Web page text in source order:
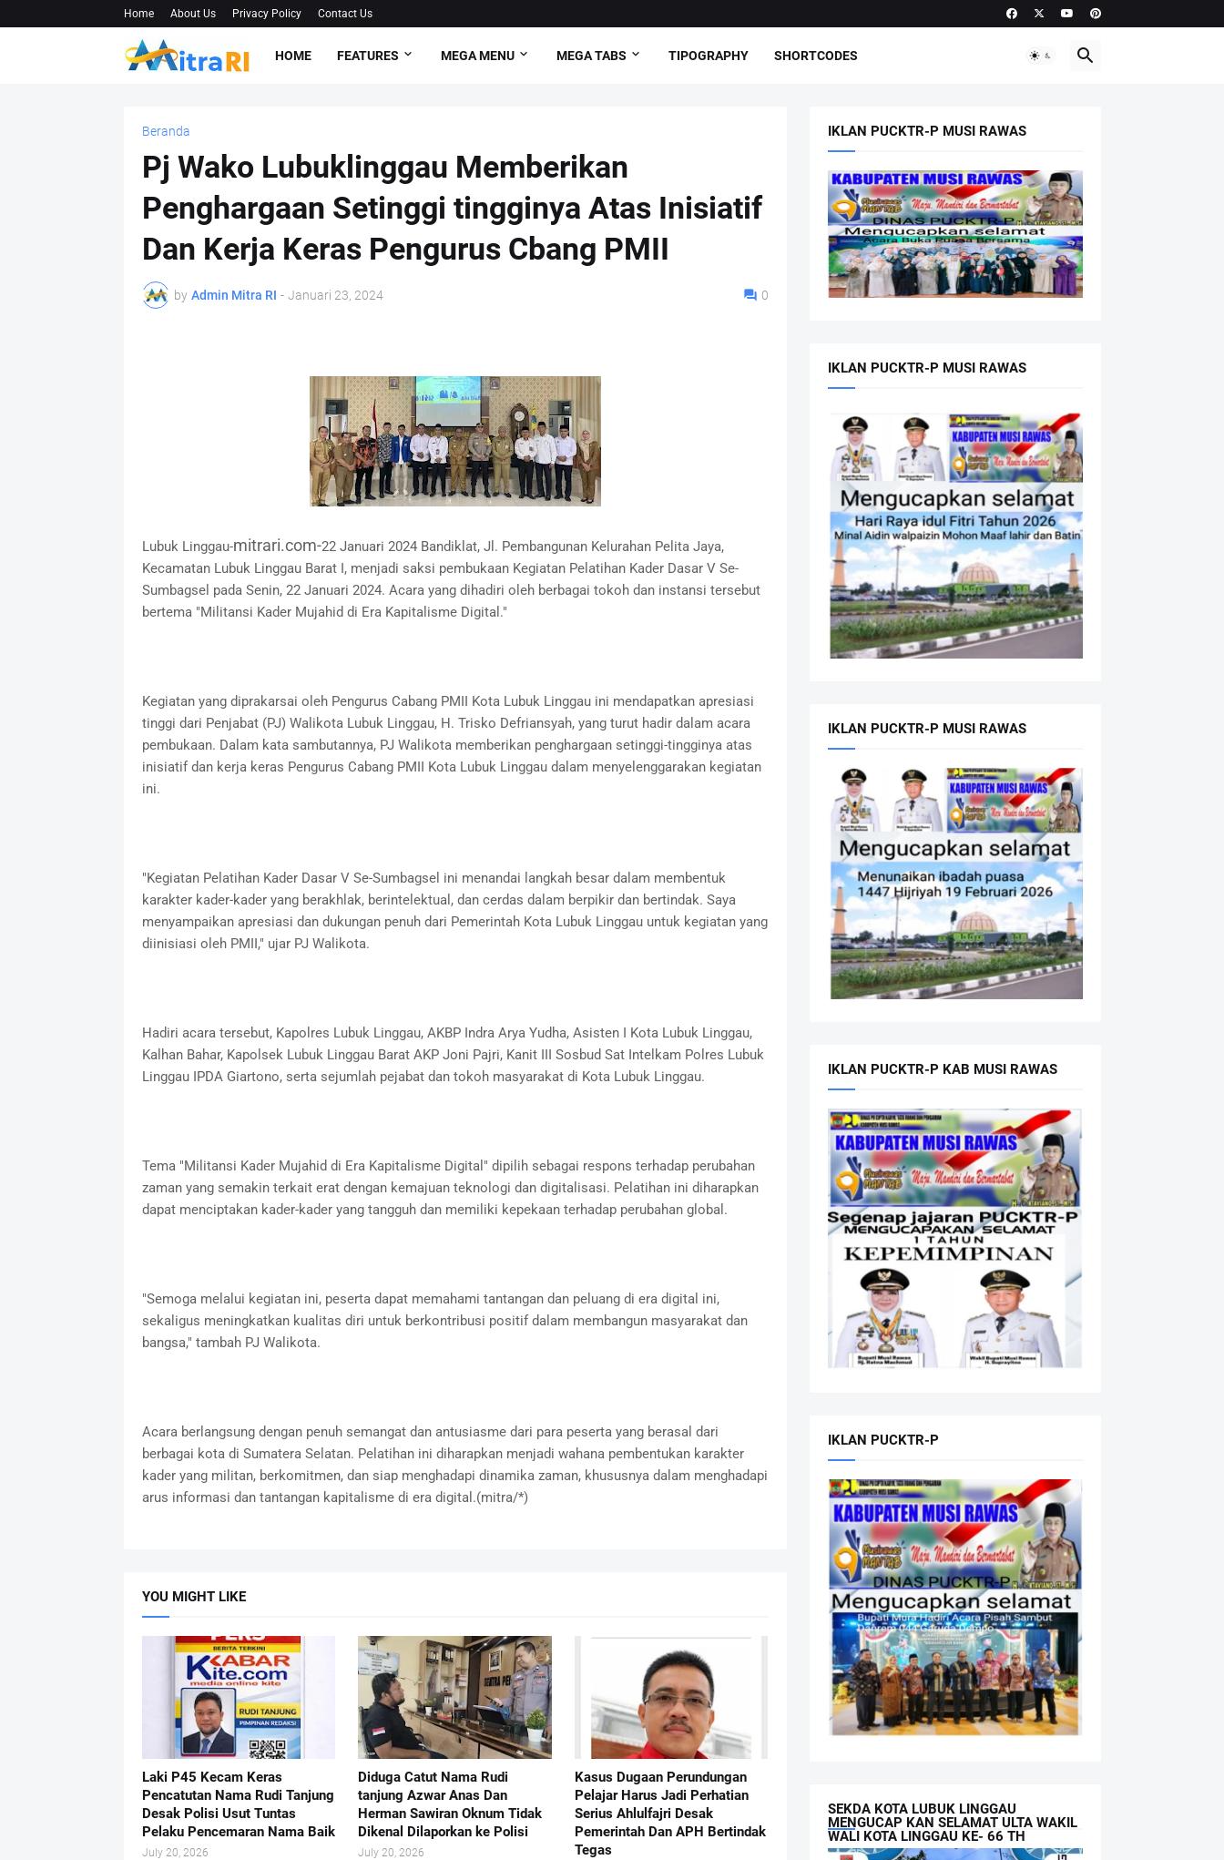
Home About Us Privacy Policy Contact Us
HOME FEATURES MEGA MENU MEGA TABS TIPOGRAPHY SHORTCODES
Beranda
Pj Wako Lubuklinggau Memberikan
Penghargaan Setinggi tingginya Atas Inisiatif
Dan Kerja Keras Pengurus Cbang PMII
by Admin Mitra RI - Januari 23, 2024 0
Lubuk Linggau-mitrari.com-22 Januari 2024 Bandiklat, Jl. Pembangunan Kelurahan Pelita Jaya,
Kecamatan Lubuk Linggau Barat I, menjadi saksi pembukaan Kegiatan Pelatihan Kader Dasar V Se-
Sumbagsel pada Senin, 22 Januari 2024. Acara yang dihadiri oleh berbagai tokoh dan instansi tersebut
bertema "Militansi Kader Mujahid di Era Kapitalisme Digital."
Kegiatan yang diprakarsai oleh Pengurus Cabang PMII Kota Lubuk Linggau ini mendapatkan apresiasi
tinggi dari Penjabat (PJ) Walikota Lubuk Linggau, H. Trisko Defriansyah, yang turut hadir dalam acara
pembukaan. Dalam kata sambutannya, PJ Walikota memberikan penghargaan setinggi-tingginya atas
inisiatif dan kerja keras Pengurus Cabang PMII Kota Lubuk Linggau dalam menyelenggarakan kegiatan
ini.
"Kegiatan Pelatihan Kader Dasar V Se-Sumbagsel ini menandai langkah besar dalam membentuk
karakter kader-kader yang berakhlak, berintelektual, dan cerdas dalam berpikir dan bertindak. Saya
menyampaikan apresiasi dan dukungan penuh dari Pemerintah Kota Lubuk Linggau untuk kegiatan yang
diinisiasi oleh PMII," ujar PJ Walikota.
Hadiri acara tersebut, Kapolres Lubuk Linggau, AKBP Indra Arya Yudha, Asisten I Kota Lubuk Linggau,
Kalhan Bahar, Kapolsek Lubuk Linggau Barat AKP Joni Pajri, Kanit III Sosbud Sat Intelkam Polres Lubuk
Linggau IPDA Giartono, serta sejumlah pejabat dan tokoh masyarakat di Kota Lubuk Linggau.
Tema "Militansi Kader Mujahid di Era Kapitalisme Digital" dipilih sebagai respons terhadap perubahan
zaman yang semakin terkait erat dengan kemajuan teknologi dan digitalisasi. Pelatihan ini diharapkan
dapat menciptakan kader-kader yang tangguh dan memiliki kepekaan terhadap perubahan global.
"Semoga melalui kegiatan ini, peserta dapat memahami tantangan dan peluang di era digital ini,
sekaligus meningkatkan kualitas diri untuk berkontribusi positif dalam membangun masyarakat dan
bangsa," tambah PJ Walikota.
Acara berlangsung dengan penuh semangat dan antusiasme dari para peserta yang berasal dari
berbagai kota di Sumatera Selatan. Pelatihan ini diharapkan menjadi wahana pembentukan karakter
kader yang militan, berkomitmen, dan siap menghadapi dinamika zaman, khususnya dalam menghadapi
arus informasi dan tantangan kapitalisme di era digital.(mitra/*)
YOU MIGHT LIKE
Laki P45 Kecam Keras
Pencatutan Nama Rudi Tanjung
Desak Polisi Usut Tuntas
Pelaku Pencemaran Nama Baik
July 20, 2026
Diduga Catut Nama Rudi
tanjung Azwar Anas Dan
Herman Sawiran Oknum Tidak
Dikenal Dilaporkan ke Polisi
July 20, 2026
Kasus Dugaan Perundungan
Pelajar Harus Jadi Perhatian
Serius Ahlulfajri Desak
Pemerintah Dan APH Bertindak
Tegas
IKLAN PUCKTR-P MUSI RAWAS
IKLAN PUCKTR-P MUSI RAWAS
IKLAN PUCKTR-P MUSI RAWAS
IKLAN PUCKTR-P KAB MUSI RAWAS
IKLAN PUCKTR-P
SEKDA KOTA LUBUK LINGGAU
MENGUCAP KAN SELAMAT ULTA WAKIL
WALI KOTA LINGGAU KE- 66 TH